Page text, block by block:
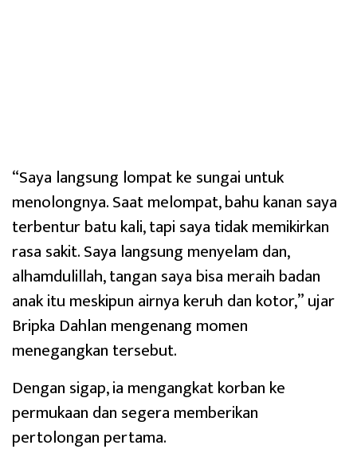
“Saya langsung lompat ke sungai untuk
menolongnya. Saat melompat, bahu kanan saya
terbentur batu kali, tapi saya tidak memikirkan
rasa sakit. Saya langsung menyelam dan,
alhamdulillah, tangan saya bisa meraih badan
anak itu meskipun airnya keruh dan kotor,” ujar
Bripka Dahlan mengenang momen
menegangkan tersebut.
Dengan sigap, ia mengangkat korban ke
permukaan dan segera memberikan
pertolongan pertama.